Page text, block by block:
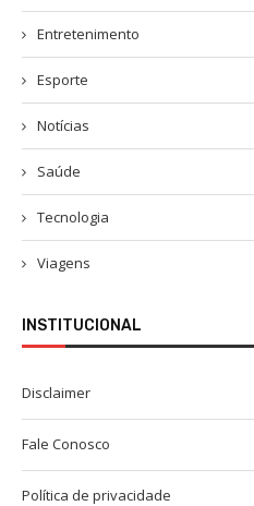
Entretenimento
Esporte
Notícias
Saúde
Tecnologia
Viagens
INSTITUCIONAL
Disclaimer
Fale Conosco
Política de privacidade